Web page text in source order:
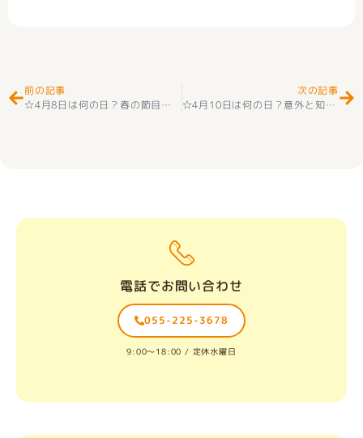
前の記事
☆4月8日は何の日？春の節目を感じる特別な一日☺☆
次の記事
☆4月10日は何の日？意外と知られていない記念日をご紹介☺☆
電話でお問い合わせ
055-225-3678
9:00〜18:00 / 定休水曜日